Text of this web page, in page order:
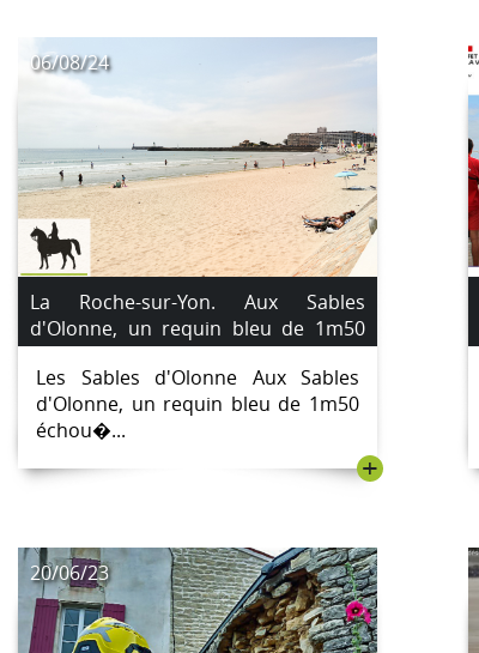
06/08/24
La Roche-sur-Yon. Aux Sables
d'Olonne, un requin bleu de 1m50
échoué sur la plage a été remis à la
mer.
Les Sables d'Olonne Aux Sables
d'Olonne, un requin bleu de 1m50
échou�...
+
20/06/23